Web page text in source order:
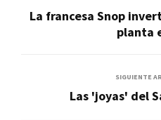
La francesa Snop
planta
SIGUIENTE
Las 'joyas' del